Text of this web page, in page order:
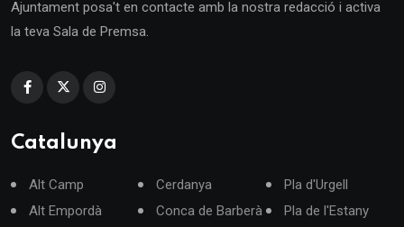
Ajuntament posa't en contacte amb la nostra redacció i activa
la teva Sala de Premsa.
Catalunya
Alt Camp
Alt Empordà
Cerdanya
Conca de Barberà
Pla d'Urgell
Pla de l'Estany